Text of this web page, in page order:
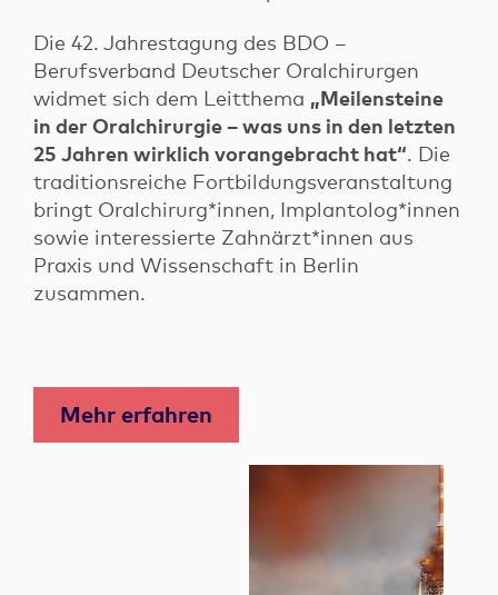
Die 42. Jahrestagung des BDO –
Berufsverband Deutscher Oralchirurgen
widmet sich dem Leitthema „Meilensteine
in der Oralchirurgie – was uns in den letzten
25 Jahren wirklich vorangebracht hat“. Die
traditionsreiche Fortbildungsveranstaltung
bringt Oralchirurg*innen, Implantolog*innen
sowie interessierte Zahnärzt*innen aus
Praxis und Wissenschaft in Berlin
zusammen.
Mehr erfahren